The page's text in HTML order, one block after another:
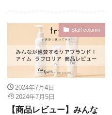
Staff column
2024年7月4日
2024年7月5日
【商品レビュー】みんな